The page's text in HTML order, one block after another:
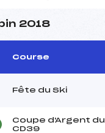
2018
Course
Fête du Ski
Coupe d'Argent du
CD39